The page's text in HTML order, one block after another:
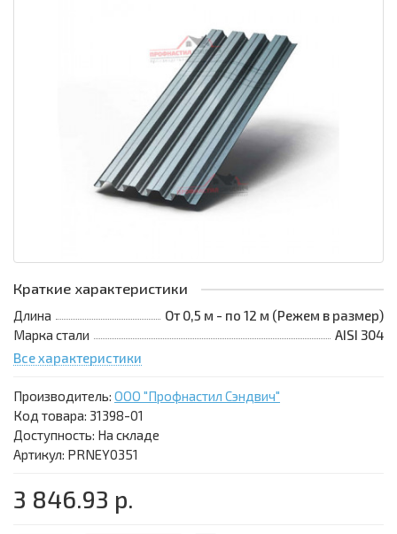
Краткие характеристики
Длина
От 0,5 м - по 12 м (Режем в размер)
Марка стали
AISI 304
Все характеристики
Производитель: ООО "Профнастил Сэндвич"
Код товара: 31398-01
Доступность: На складе
Артикул: PRNEY0351
3 846.93 р.